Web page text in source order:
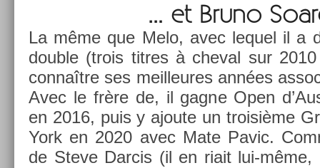
… et Bruno
La même que Melo, avec lequel il a
doub­le (trois tit­res à chev­al sur
connaître ses meil­leures années
Avec le frère de, il gagne Open
en 2016, puis y ajoute un troisiè­me
York en 2020 avec Mate Pavic.
de Steve Dar­cis (il en riait lui-